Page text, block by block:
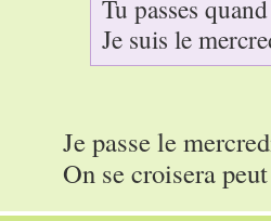
Tu passes
Je suis le
Je passe le
On se croisera